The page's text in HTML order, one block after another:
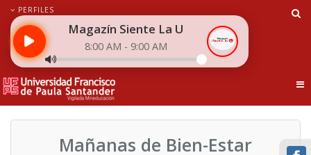
PERFILES
Magazín Siente La U
8:00 AM - 9:00 AM
Mañanas de Bien-Estar